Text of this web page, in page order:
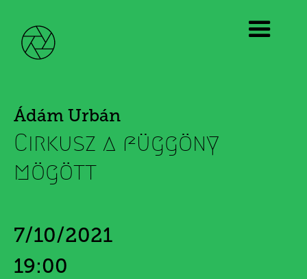
Ádám Urbán
Cirkusz a függöny
mögött
7/10/2021
19:00